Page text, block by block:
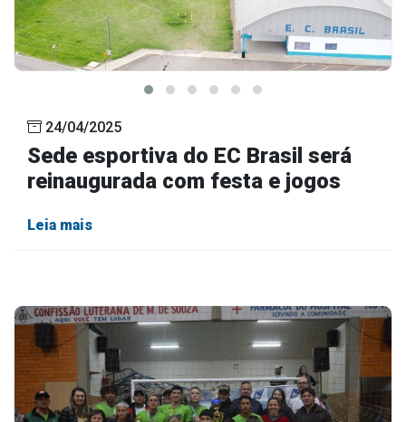
24/04/2025
Sede esportiva do EC Brasil será
reinaugurada com festa e jogos
Leia mais